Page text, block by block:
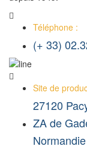
Téléphone :
(+ 33)
Site de
27120
ZA de